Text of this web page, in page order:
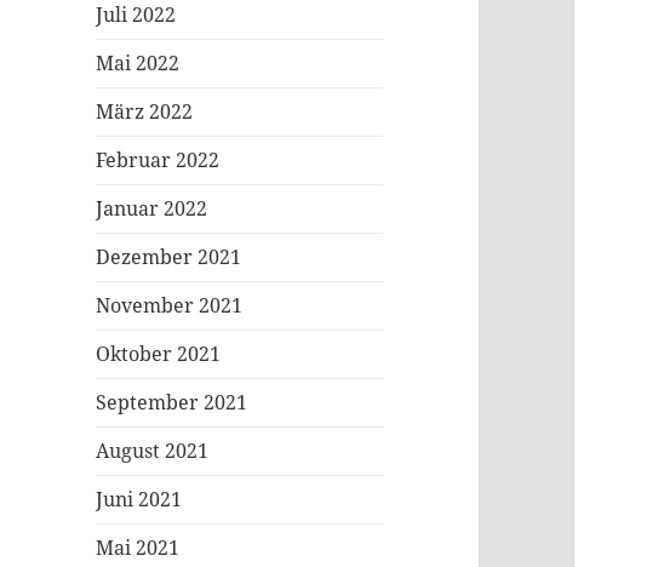
Juli 2022
Mai 2022
März 2022
Februar 2022
Januar 2022
Dezember 2021
November 2021
Oktober 2021
September 2021
August 2021
Juni 2021
Mai 2021